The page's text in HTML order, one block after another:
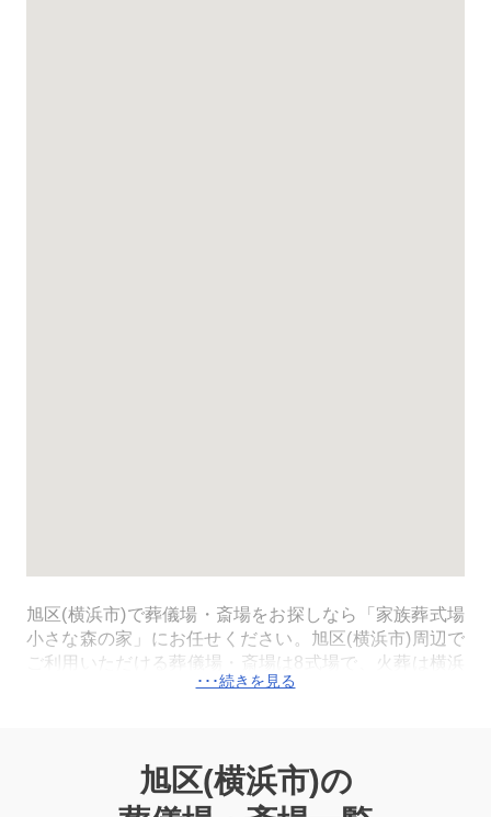
旭区(横浜市)で葬儀場・斎場をお探しなら「家族葬式場
小さな森の家」にお任せください。旭区(横浜市) 周辺で
ご利用いただける葬儀場・斎場は8式場で、火葬は横浜
市が運営する公営の斎場の横浜市北部斎場、西寺尾会堂
斎場、西寺尾会堂：12,000円）でご利用いただけま
す。病院や施設から搬送が必要な場合は、旭区
内の式場の専用安置室またはご自宅へご搬送いたしま
旭区(横浜市)の